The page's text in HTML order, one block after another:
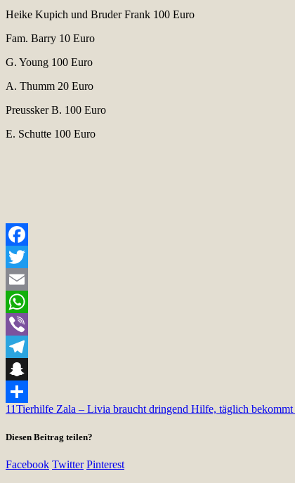
Heike Kupich und Bruder Frank 100 Euro
Fam. Barry 10 Euro
G. Young 100 Euro
A. Thumm 20 Euro
Preussker B. 100 Euro
E. Schutte 100 Euro
Facebook
Twitter
Email
WhatsApp
Viber
Telegram
Snapchat
Teilen
11Tierhilfe Zala – Livia braucht dringend Hilfe, täglich
Diesen Beitrag teilen?
Facebook Twitter Pinterest